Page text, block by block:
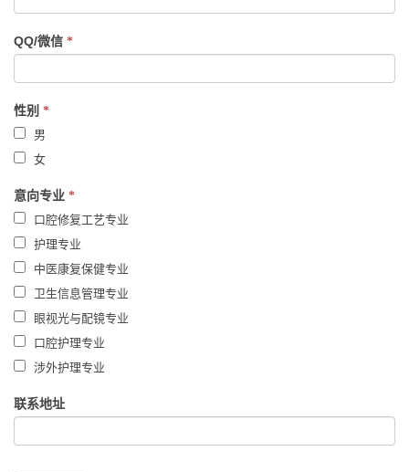
QQ/微信 *
性别 *
男
女
意向专业 *
口腔修复工艺专业
护理专业
中医康复保健专业
卫生信息管理专业
眼视光与配镜专业
口腔护理专业
涉外护理专业
联系地址